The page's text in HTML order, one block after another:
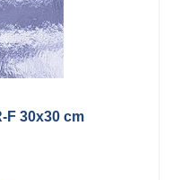
F 30x30 cm